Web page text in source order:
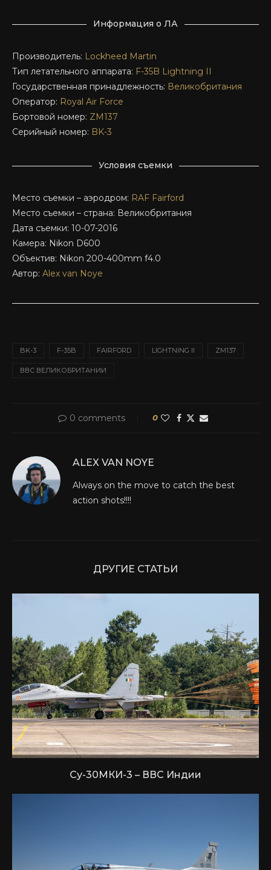
Информация о ЛА
Производитель: Lockheed Martin
Тип летательного аппарата: F-35B Lightning II
Государственная принадлежность: Великобритания
Оператор: Royal Air Force
Бортовой номер: ZM137
Серийный номер: BK-3
Условия съемки
Место съемки – аэродром: RAF Fairford
Место съемки – страна: Великобритания
Дата съемки: 10-07-2016
Камера: Nikon D600
Объектив: Nikon 200-400mm f4.0
Автор: Alex van Noye
BK-3 F-35B FAIRFORD LIGHTNING II ZM137
ВВС ВЕЛИКОБРИТАНИИ
0 comments 0
ALEX VAN NOYE
Always on the move to catch the best
action shots!!!!
ДРУГИЕ СТАТЬИ
Су-30МКИ-3 – ВВС Индии